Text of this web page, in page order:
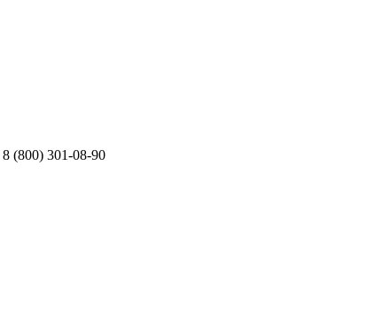
8 (800) 301-08-90